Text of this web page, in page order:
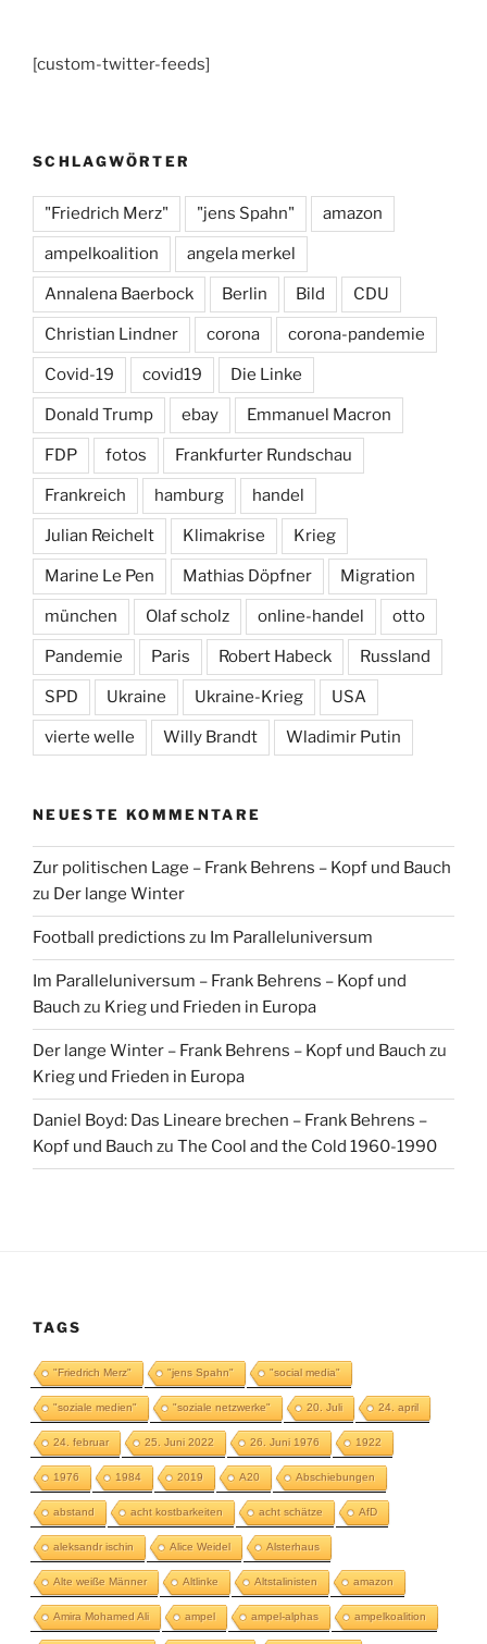
e
o
o
k
a
gr
m
e
s
y
[custom-twitter-feeds]
SCHLAGWÖRTER
"Friedrich Merz" "jens Spahn" amazon
ampelkoalition angela merkel
Annalena Baerbock Berlin Bild CDU
Christian Lindner corona corona-pandemie
Covid-19 covid19 Die Linke
Donald Trump ebay Emmanuel Macron
FDP fotos Frankfurter Rundschau
Frankreich hamburg handel
Julian Reichelt Klimakrise Krieg
Marine Le Pen Mathias Döpfner Migration
münchen Olaf scholz online-handel otto
Pandemie Paris Robert Habeck Russland
SPD Ukraine Ukraine-Krieg USA
vierte welle Willy Brandt Wladimir Putin
NEUESTE KOMMENTARE
Zur politischen Lage – Frank Behrens – Kopf und Bauch
zu Der lange Winter
Football predictions zu Im Paralleluniversum
Im Paralleluniversum – Frank Behrens – Kopf und
Bauch zu Krieg und Frieden in Europa
Der lange Winter – Frank Behrens – Kopf und Bauch zu
Krieg und Frieden in Europa
Daniel Boyd: Das Lineare brechen – Frank Behrens –
Kopf und Bauch zu The Cool and the Cold 1960-1990
TAGS
"Friedrich Merz" "jens Spahn" "social media"
"soziale medien" "soziale netzwerke" 20. Juli 24. april
24. februar 25. Juni 2022 26. Juni 1976 1922
1976 1984 2019 A20 Abschiebungen
abstand acht kostbarkeiten acht schätze AfD
aleksandr ischin Alice Weidel Alsterhaus
Alte weiße Männer Altlinke Altstalinisten amazon
Amira Mohamed Ali ampel ampel-alphas ampelkoalition